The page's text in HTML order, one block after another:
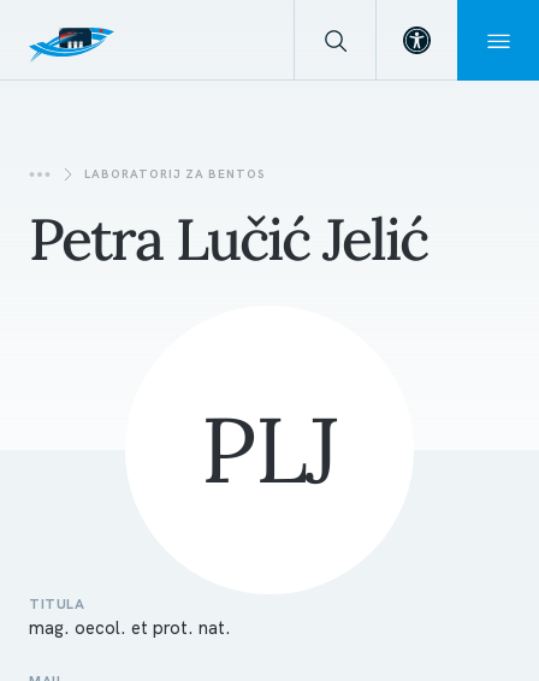
Open
LABORATORIJ ZA BENTOS
Petra Lučić Jelić
TITULA
mag. oecol. et prot. nat.
PLJ